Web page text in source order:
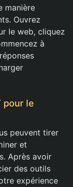
manière
Ouvrez
le web, cliquez
à
pour le
peuvent tirer
et
Après avoir
des outils
expérience